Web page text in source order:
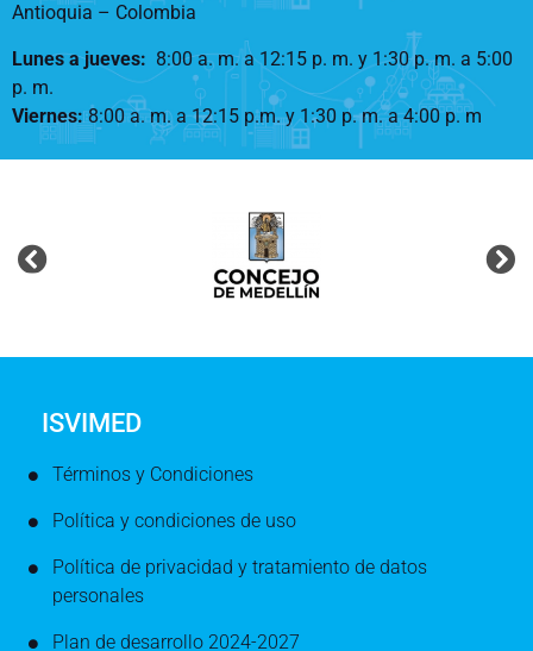
Antioquia – Colombia
Lunes a jueves: 8:00 a. m. a 12:15 p. m. y 1:30 p. m. a 5:00
p. m.
Viernes:8:00 a. m. a 12:15 p.m. y 1:30 p. m. a 4:00 p. m
ISVIMED
Términos y Condiciones
Política y condiciones de uso
Política de privacidad y tratamiento de datos
personales
Plan de desarrollo 2024-2027